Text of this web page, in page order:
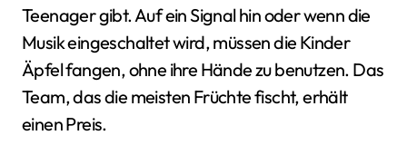
Teenager gibt. Auf ein Signal hin oder wenn die
Musik eingeschaltet wird, müssen die Kinder
Äpfel fangen, ohne ihre Hände zu benutzen. Das
Team, das die meisten Früchte fischt, erhält
einen Preis.